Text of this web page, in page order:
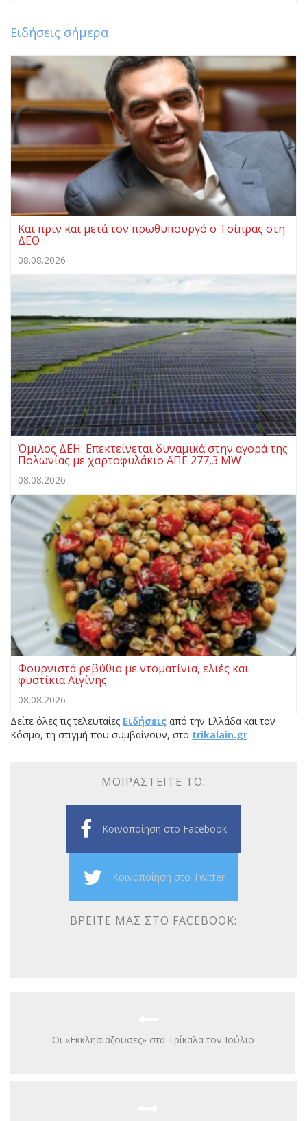
Ειδήσεις σήμερα
Και πριν και μετά τον πρωθυπουργό ο Τσίπρας στη
ΔΕΘ
08.08.2026
Όμιλος ΔΕΗ: Επεκτείνεται δυναμικά στην αγορά της
Πολωνίας με χαρτοφυλάκιο ΑΠΕ 277,3 MW
08.08.2026
Φουρνιστά ρεβύθια με ντοματίνια, ελιές και
φυστίκια Αιγίνης
08.08.2026
Δείτε όλες τις τελευταίες Ειδήσεις από την Ελλάδα και τον
Κόσμο, τη στιγμή που συμβαίνουν, στο trikalain.gr
ΜΟΙΡΑΣΤΕΊΤΕ ΤΟ:
Κοινοποίηση στο Facebook
Κοινοποίηση στο Twitter
ΒΡΕΊΤΕ ΜΑΣ ΣΤΟ FACEBOOK:
Οι «Εκκλησιάζουσες» στα Τρίκαλα τον Ιούλιο